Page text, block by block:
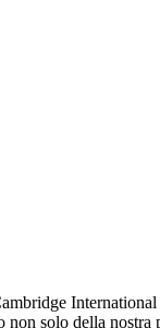
solo della nostra